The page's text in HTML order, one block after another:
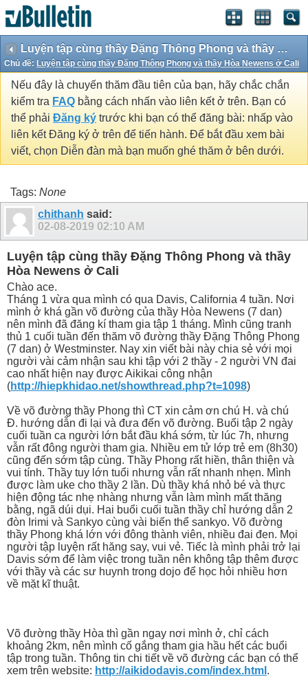
Luyện tập cùng thầy Đặng Thông Phong và thầy Hòa Newens ở Cali
Chủ đề: Luyện tập cùng thầy Đặng Thông Phong và thầy Hòa Newens ở Cali
Nếu đây là chuyến thăm đầu tiên của bạn, hãy chắc chắn
kiểm tra FAQ bằng cách nhấn vào liên kết ở trên. Bạn có
thể phải Đăng ký trước khi bạn có thể đăng bài: nhấp vào
liên kết Đăng ký ở trên để tiến hành. Để bắt đầu xem bài
viết, chọn Diễn đàn mà bạn muốn ghé thăm ở bên dưới.
Tags: None
chithanh said:
02-08-2019 02:10 AM
Luyện tập cùng thầy Đặng Thông Phong và thầy
Hòa Newens ở Cali
Chào ace.
Tháng 1 vừa qua mình có qua Davis, California 4 tuần. Nơi
mình ở khá gần võ đường của thầy Hòa Newens (7 dan)
nên mình đã đăng kí tham gia tập 1 tháng. Mình cũng tranh
thủ 1 cuối tuần đến thăm võ đường thầy Đặng Thông Phong
(7 dan) ở Westminster. Nay xin viết bài này chia sẻ với mọi
người vài cảm nhận sau khi tập với 2 thầy - 2 người VN đai
cao nhất hiện nay được Aikikai công nhận
(http://hiepkhidao.net/showthread.php?t=1098)
Về võ đường thầy Phong thì CT xin cảm ơn chú H. và chú
Đ. hướng dẫn đi lại và đưa đến võ đường. Buổi tập 2 ngày
cuối tuần ca người lớn bắt đầu khá sớm, từ lúc 7h, nhưng
vẫn rất đông người tham gia. Nhiều em tử lớp trẻ em (8h30)
cũng đến sớm tập cùng. Thầy Phong rất hiền, thân thiện và
vui tính. Thầy tuy lớn tuổi nhưng vẫn rất nhanh nhẹn. Mình
được làm uke cho thầy 2 lần. Dù thầy khá nhỏ bé và thực
hiện động tác nhẹ nhàng nhưng vẫn làm mình mất thăng
bằng, ngã dúi dụi. Hai buổi cuối tuần thầy chỉ hướng dẫn 2
đòn Irimi và Sankyo cùng vài biến thể sankyo. Võ đường
thầy Phong khá lớn với đông thành viên, nhiều đai đen. Mọi
người tập luyện rất hăng say, vui vẻ. Tiếc là mình phải trở lại
Davis sớm để làm việc trong tuần nên không tập thêm được
với thầy và các sư huynh trong dojo để học hỏi nhiều hơn
về mặt kĩ thuật.
Võ đường thầy Hòa thì gần ngay nơi mình ở, chỉ cách
khoảng 2km, nên mình cố gắng tham gia hầu hết các buổi
tập trong tuần. Thông tin chi tiết về võ đường các bạn có thể
xem trên website: http://aikidodavis.com/index.html .